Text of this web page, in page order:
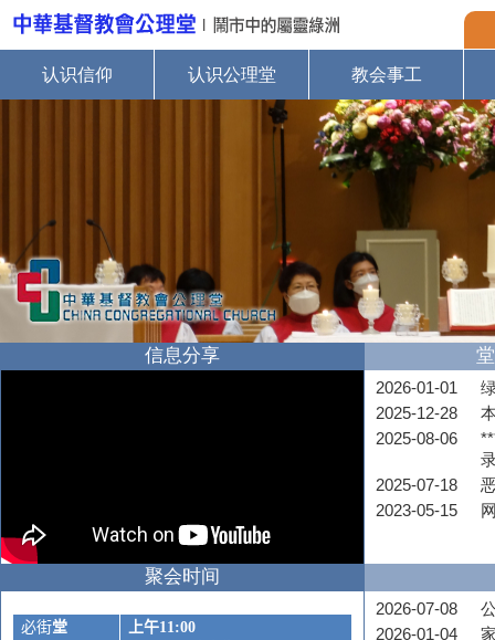
认识信仰 认识公理堂 教会事工
信息分享
2026-01-01
2025-12-28
2025-08-06
2025-07-18
2023-05-15
聚会时间
必街堂 上午11:00
2026-07-08
2026-01-04